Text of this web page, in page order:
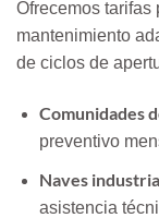
Ofrecemos tarifas
mantenimiento
de ciclos de
Comunidades
preventivo
Naves
asistencia